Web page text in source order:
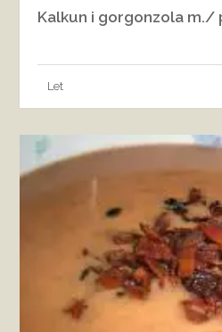
Kalkun i gorgonzola m./
Let